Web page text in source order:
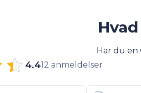
Har du en
4.412 anmeldelser